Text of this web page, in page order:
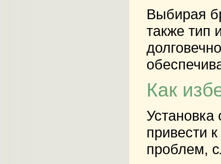
Выбирая
также тип
Как
привести
проблем,